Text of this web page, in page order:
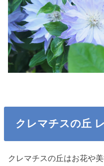
クレマチスの丘
クレマチスの丘はお花や